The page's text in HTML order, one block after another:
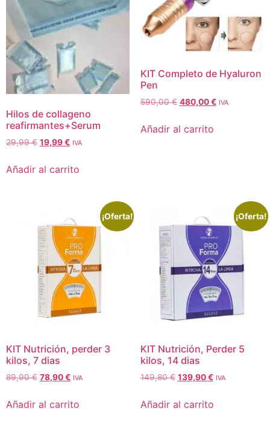
Hilos de collageno
reafirmantes+Serum
29,99€ 19,99€ IVA
Añadir al carrito
KIT Completo de Hyaluron
Pen
590,00€ 480,00€ IVA
Añadir al carrito
¡Oferta!
KIT Nutrición, perder 3
kilos, 7 dias
89,90€ 78,90€ IVA
Añadir al carrito
¡Oferta!
KIT Nutrición, Perder 5
kilos, 14 dias
149,80€ 139,90€ IVA
Añadir al carrito